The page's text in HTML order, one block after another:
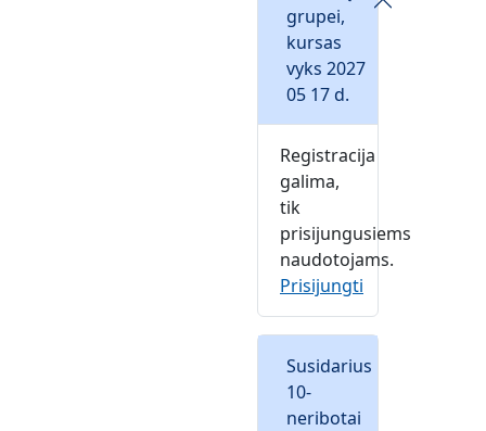
grupei,
kursas
vyks 2027
05 17 d.
Registracija
galima,
tik
prisijungusiems
naudotojams.
Prisijungti
Susidarius
10-
neribotai